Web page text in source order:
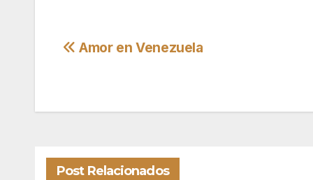
Navegación
entradas
Amor en Venezuela
Post Relacionados